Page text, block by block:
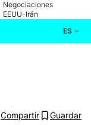
Negociaciones
EEUU-Irán
ES
Compartir Guardar